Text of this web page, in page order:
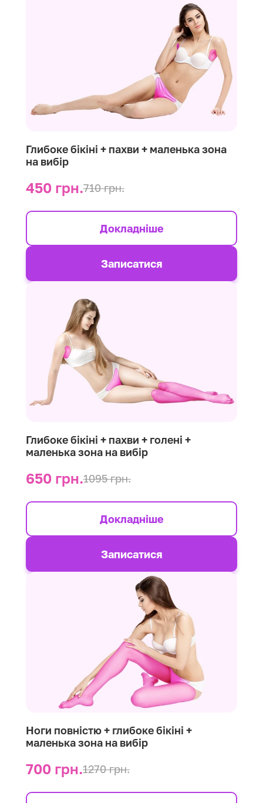
Глибоке бікіні + пахви + маленька зона
на вибір
450 грн.710 грн.
Докладніше
Записатися
Глибоке бікіні + пахви + голені +
маленька зона на вибір
650 грн.1095 грн.
Докладніше
Записатися
Ноги повністю + глибоке бікіні +
маленька зона на вибір
700 грн.1270 грн.